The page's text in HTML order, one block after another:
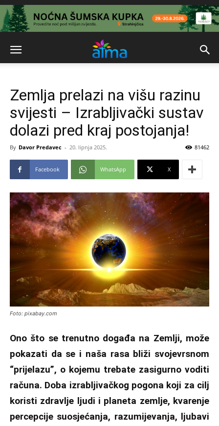
Zemlja prelazi na višu razinu
svijesti – Izrabljivački sustav
dolazi pred kraj postojanja!
By Davor Predavec - 20. lipnja 2025. 81462
Facebook WhatsApp X
Foto: pixabay.com
Ono što se trenutno događa na Zemlji, može
pokazati da se i naša rasa bliži svojevrsnom
“prijelazu”, o kojemu trebate zasigurno voditi
računa. Doba izrabljivačkog pogona koji za cilj
koristi zdravlje ljudi i planeta zemlje, kvarenje
percepcije suosjećanja, razumijevanja, ljubavi